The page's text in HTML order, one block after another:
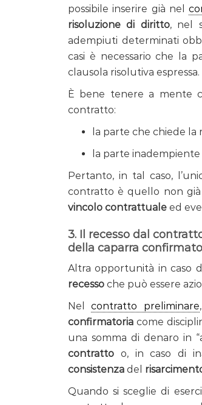
possibile inserire già nel
risoluzione di diritto, nel
adempiuti determinati
casi è necessario che la
clausola risolutiva espressa.
È bene tenere a mente
contratto:
la parte che chiede
la parte
Pertanto, in tal caso,
contratto è quello non
vincolo contrattuale ed
3. Il recesso dal
della caparra
Altra opportunità in caso
recesso che può essere
Nelcontratto preliminare
confirmatoria come
una somma di denaro in
contratto o, in caso di
consistenza del
Quando si sceglie di